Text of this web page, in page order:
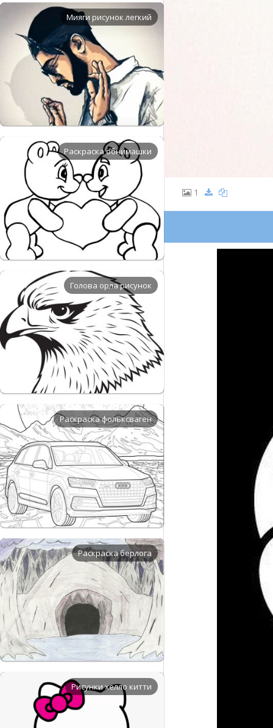
Мияги рисунок легкий
Раскраска обнимашки
Голова орла рисунок
Раскраска фольксваген
Раскраска берлога
Рисунки хелло китти
1